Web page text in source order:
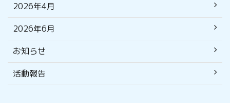
2026年4月
2026年6月
お知らせ
活動報告